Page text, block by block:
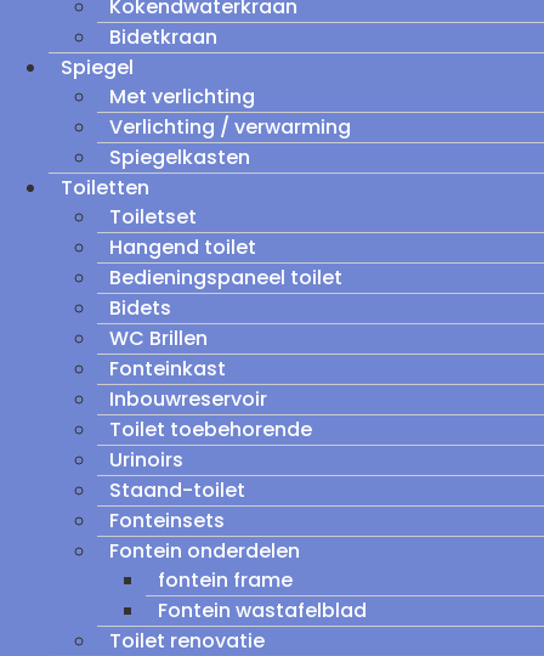
Kokendwaterkraan
Bidetkraan
Spiegel
Met verlichting
Verlichting / verwarming
Spiegelkasten
Toiletten
Toiletset
Hangend toilet
Bedieningspaneel toilet
Bidets
WC Brillen
Fonteinkast
Inbouwreservoir
Toilet toebehorende
Urinoirs
Staand-toilet
Fonteinsets
Fontein onderdelen
fontein frame
Fontein wastafelblad
Toilet renovatie